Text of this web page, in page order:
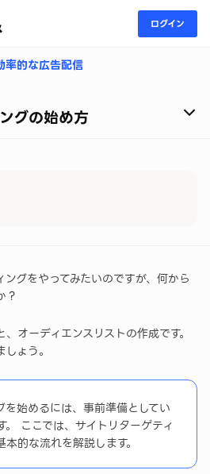
ログイン
率的な広告配信
グの始め方
グをやってみたいのですが、何から
？
オーディエンスリストの作成です。
ょう。
を始めるには、事前準備としてい
。 ここでは、サイトリターゲティ
的な流れを解説します。